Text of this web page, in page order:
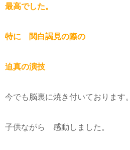
最高でした。
特に 関白謁見の際の
迫真の演技
今でも脳裏に焼き付いております。
子供ながら 感動しました。